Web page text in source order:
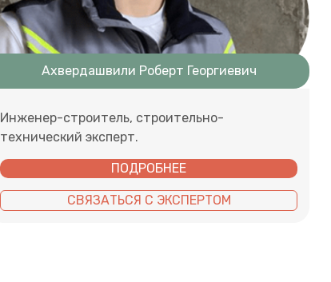
Ахвердашвили Роберт Георгиевич
Инженер-строитель, строительно-
технический эксперт.
ПОДРОБНЕЕ
СВЯЗАТЬСЯ С ЭКСПЕРТОМ